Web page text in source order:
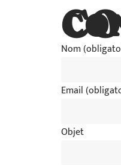
Nom
Email
Objet